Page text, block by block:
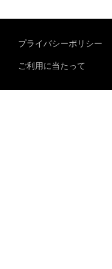
プライバシーポリシー
ご利用に当たって